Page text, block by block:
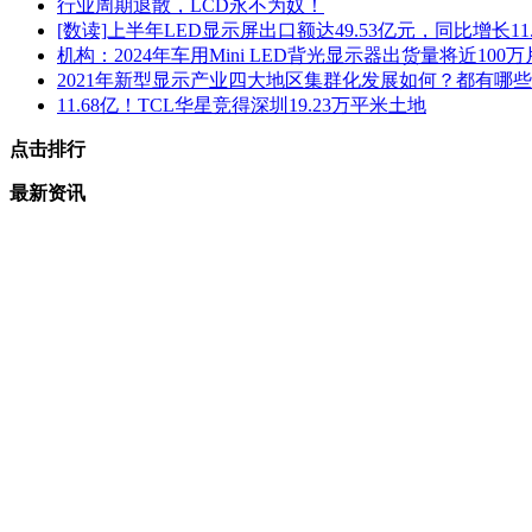
行业周期退散，LCD永不为奴！
[数读]上半年LED显示屏出口额达49.53亿元，同比增长
机构：2024年车用Mini LED背光显示器出货量将近100万
2021年新型显示产业四大地区集群化发展如何？都有哪
11.68亿！TCL华星竞得深圳19.23万平米土地
点击排行
最新资讯